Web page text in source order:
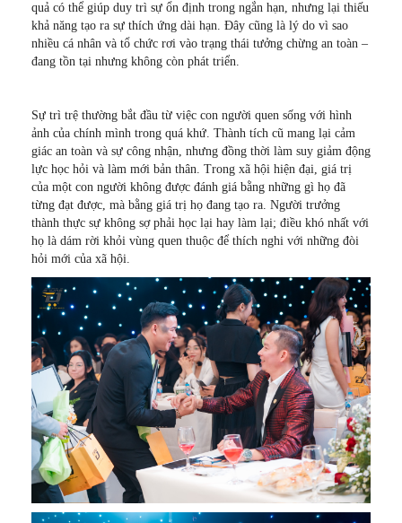
quả có thể giúp duy trì sự ổn định trong ngắn hạn, nhưng lại thiếu
khả năng tạo ra sự thích ứng dài hạn. Đây cũng là lý do vì sao
nhiều cá nhân và tổ chức rơi vào trạng thái tưởng chừng an toàn –
đang tồn tại nhưng không còn phát triển.
Sự trì trệ thường bắt đầu từ việc con người quen sống với hình
ảnh của chính mình trong quá khứ. Thành tích cũ mang lại cảm
giác an toàn và sự công nhận, nhưng đồng thời làm suy giảm động
lực học hỏi và làm mới bản thân. Trong xã hội hiện đại, giá trị
của một con người không được đánh giá bằng những gì họ đã
từng đạt được, mà bằng giá trị họ đang tạo ra. Người trưởng
thành thực sự không sợ phải học lại hay làm lại; điều khó nhất với
họ là dám rời khỏi vùng quen thuộc để thích nghi với những đòi
hỏi mới của xã hội.